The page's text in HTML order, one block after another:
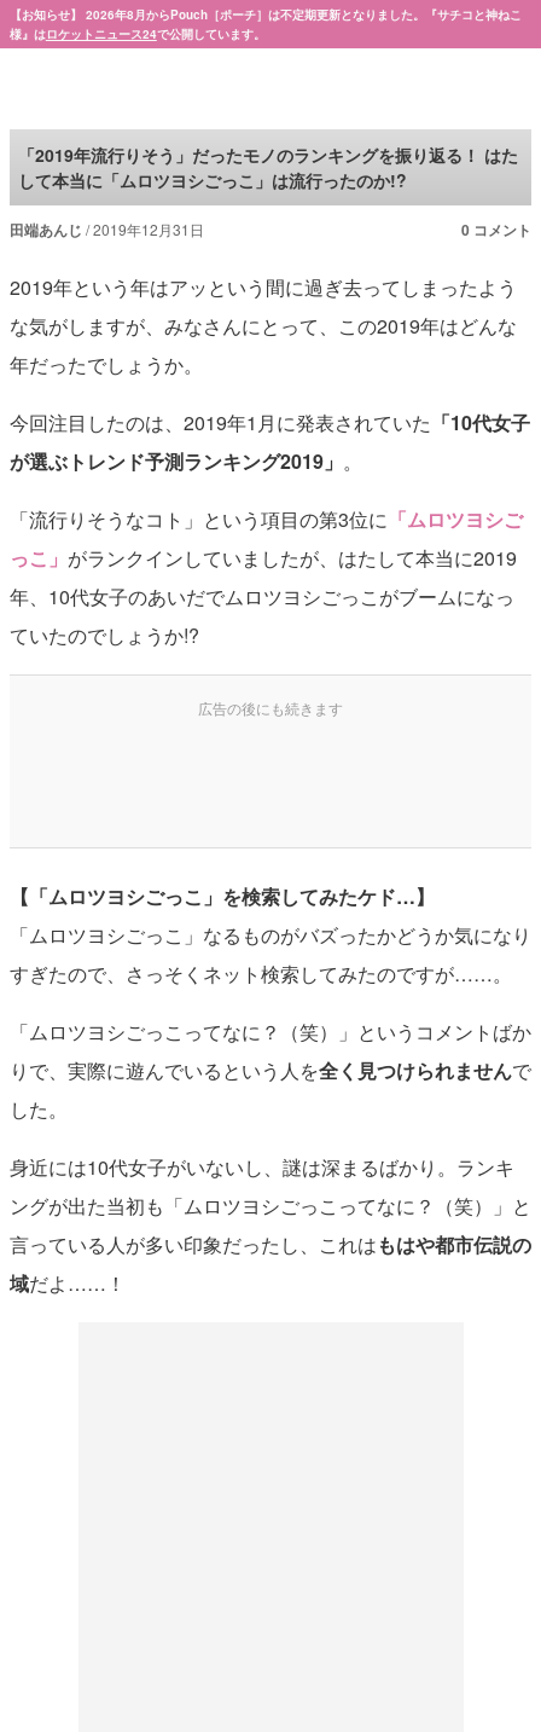
【お知らせ】 2026年8月からPouch［ポーチ］は不定期更新となりました。『サチコと神ねこ
様』はロケットニュース24で公開しています。
「2019年流行りそう」だったモノのランキングを振り返る！ はた
して本当に「ムロツヨシごっこ」は流行ったのか!?
田端あんじ 2019年12月31日 0 コメント
2019年という年はアッという間に過ぎ去ってしまったよう
な気がしますが、みなさんにとって、この2019年はどんな
年だったでしょうか。
今回注目したのは、2019年1月に発表されていた 「10代女子
が選ぶトレンド予測ランキング2019」 。
「流行りそうなコト」という項目の第3位に 「ムロツヨシご
っこ」 がランクインしていましたが、はたして本当に2019
年、10代女子のあいだでムロツヨシごっこがブームになっ
ていたのでしょうか!?
【「ムロツヨシごっこ」を検索してみたケド…】
「ムロツヨシごっこ」なるものがバズったかどうか気になり
すぎたので、さっそくネット検索してみたのですが……。
「ムロツヨシごっこってなに？（笑）」というコメントばか
りで、実際に遊んでいるという人を全く見つけられませんで
した。
身近には10代女子がいないし、謎は深まるばかり。ランキ
ングが出た当初も「ムロツヨシごっこってなに？（笑）」と
言っている人が多い印象だったし、これはもはや都市伝説の
域だよ……！